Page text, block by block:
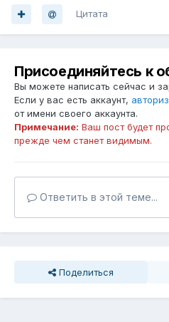
Цитата
Присоединяйтесь к
Вы можете написать сейчас и
Если у вас есть аккаунт,
от имени своего аккаунта.
Примечание: Ваш пост будет
прежде чем станет видимым.
Ответить в этой теме...
Поделиться